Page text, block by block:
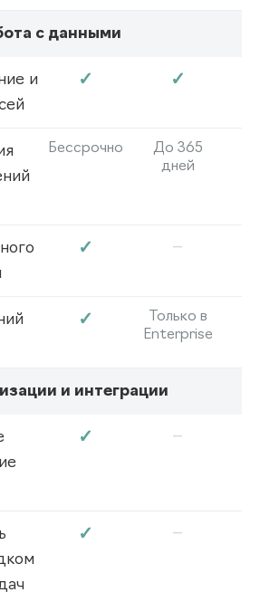
с данными
и
✓ ✓
Бессрочно
До 365
дней
✓ –
✓
Только в
Enterprise
и интеграции
✓ –
✓ –